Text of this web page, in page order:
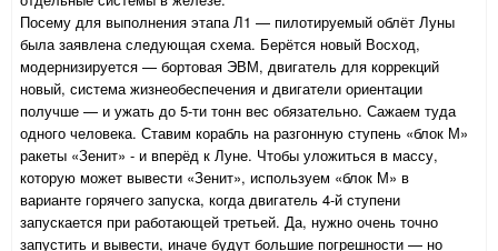
Посему для выполнения этапа Л1 — пилотируемый облёт Луны
была заявлена следующая схема. Берётся новый Восход,
модернизируется — бортовая ЭВМ, двигатель для коррекций
новый, система жизнеобеспечения и двигатели ориентации
получше — и ужать до 5-ти тонн вес обязательно. Сажаем туда
одного человека. Ставим корабль на разгонную ступень «блок М»
ракеты «Зенит» - и вперёд к Луне. Чтобы уложиться в массу,
которую может вывести «Зенит», используем «блок М» в
варианте горячего запуска, когда двигатель 4-й ступени
запускается при работающей третьей. Да, нужно очень точно
запустить и вывести, иначе будут большие погрешности — но